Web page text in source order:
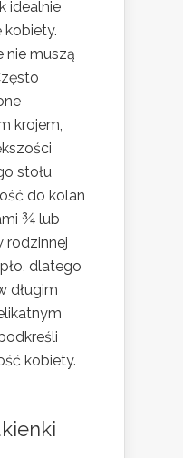
idealnie
kobiety.
nie muszą
krojem,
stołu
do kolan
¾ lub
rodzinnej
dlatego
długim
kobiety.